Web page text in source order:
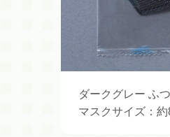
ダークグレー ふ
マスクサイズ：